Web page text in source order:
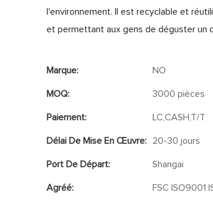
l'environnement. Il est recyclable et
et permettant aux gens de déguster un
Marque: NO
MOQ: 3000 pièces
Paiement: LC,CASH,T/T
Délai De Mise En Œuvre: 20-30 jours
Port De Départ: Shangai
Agréé: FSC ISO9001